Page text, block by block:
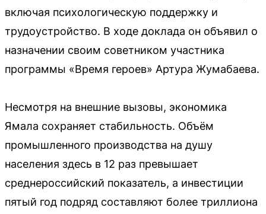
включая психологическую поддержку и
трудоустройство. В ходе доклада он объявил о
назначении своим советником участника
программы «Время героев» Артура Жумабаева.
Несмотря на внешние вызовы, экономика
Ямала сохраняет стабильность. Объём
промышленного производства на душу
населения здесь в 12 раз превышает
среднероссийский показатель, а инвестиции
пятый год подряд составляют более триллиона